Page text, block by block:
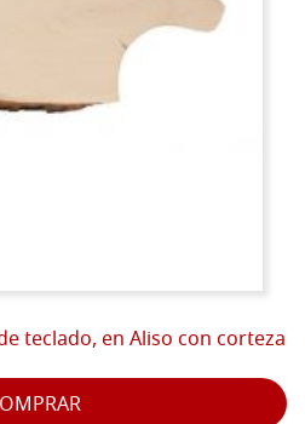
teclado, en Aliso con corteza